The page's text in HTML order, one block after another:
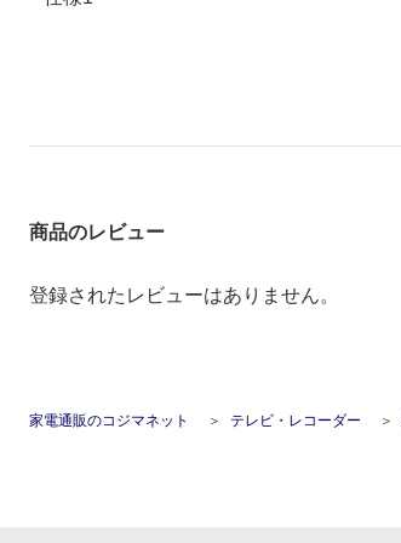
商品のレビュー
登録されたレビューはありません。
家電通販のコジマネット テレビ・レコーダー